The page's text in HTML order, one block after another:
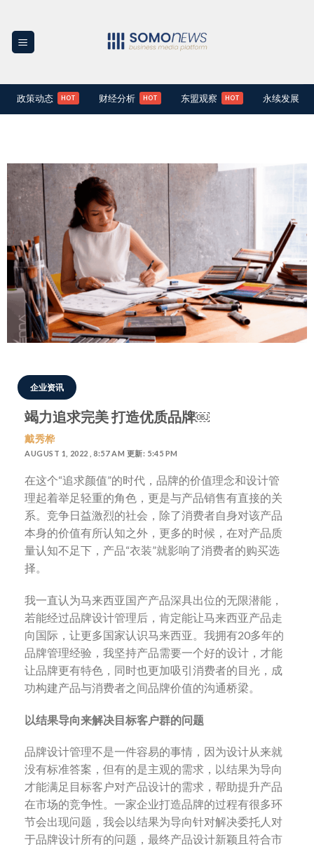
content
政策动态 财经分析 东盟观察 永续发展
企业资讯
竭力追求完美 打造优质品牌￼
戴秀桦
AUGUST 1, 2022 , 8:57 AM 更新: 5:45 PM
在这个“追求颜值”的时代，品牌的价值理念和设计管
理起着举足轻重的角色，更是与产品销售有直接的关
系。竞争日益激烈的社会，除了消费者自身对该产品
本身的价值有所认知之外，更多的时候，在对产品质
量认知不足下，产品“衣装”就影响了消费者的购买选
择。
我一直认为马来西亚国产产品深具出位的无限潜能，
若能经过品牌设计管理后，肯定能让马来西亚产品走
向国际，让更多国家认识马来西亚。我拥有20多年的
品牌管理经验，我坚持产品需要一个好的设计，才能
让品牌更有特色，同时也更加吸引消费者的目光，成
功构建产品与消费者之间品牌价值的沟通桥梁。
以结果导向来解决目标客户群的问题
品牌设计管理不是一件容易的事情，因为设计从来就
没有标准答案，但有的是主观的需求，以结果为导向
才能满足目标客户对产品设计的需求，帮助提升产品
在市场的竞争性。一家企业打造品牌的过程有很多环
节会出现问题，我会以结果为导向针对解决委托人对
于品牌设计所有的问题，最终产品设计新颖且符合市